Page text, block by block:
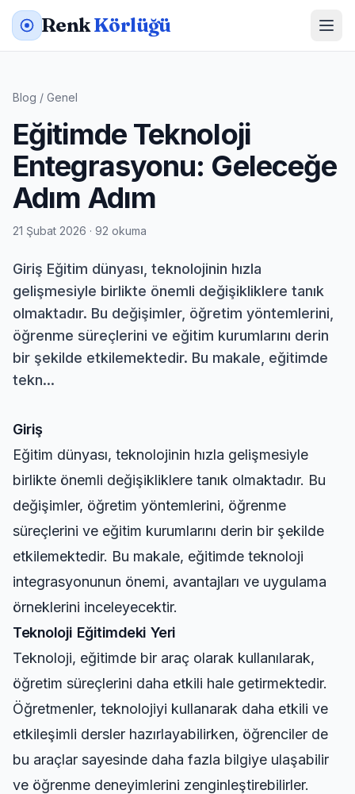
RenkKörlüğü
Blog / Genel
Eğitimde Teknoloji
Entegrasyonu: Geleceğe
Adım Adım
21 Şubat 2026 · 92 okuma
Giriş Eğitim dünyası, teknolojinin hızla
gelişmesiyle birlikte önemli değişikliklere tanık
olmaktadır. Bu değişimler, öğretim yöntemlerini,
öğrenme süreçlerini ve eğitim kurumlarını derin
bir şekilde etkilemektedir. Bu makale, eğitimde
tekn...
Giriş
Eğitim dünyası, teknolojinin hızla gelişmesiyle
birlikte önemli değişikliklere tanık olmaktadır. Bu
değişimler, öğretim yöntemlerini, öğrenme
süreçlerini ve eğitim kurumlarını derin bir şekilde
etkilemektedir. Bu makale, eğitimde teknoloji
integrasyonunun önemi, avantajları ve uygulama
örneklerini inceleyecektir.
Teknoloji Eğitimdeki Yeri
Teknoloji, eğitimde bir araç olarak kullanılarak,
öğretim süreçlerini daha etkili hale getirmektedir.
Öğretmenler, teknolojiyi kullanarak daha etkili ve
etkileşimli dersler hazırlayabilirken, öğrenciler de
bu araçlar sayesinde daha fazla bilgiye ulaşabilir
ve öğrenme deneyimlerini zenginleştirebilirler.